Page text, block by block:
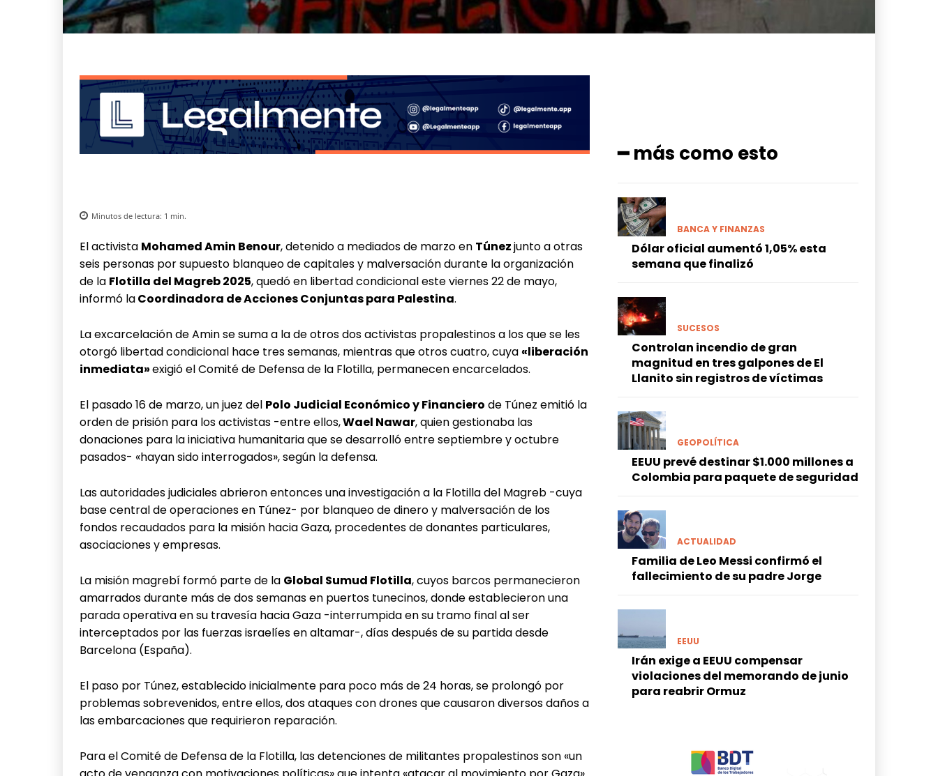
Minutos de lectura: 1 min.
El activista Mohamed Amin Benour, detenido a mediados de marzo en Túnezjunto a otras
seis personas por supuesto blanqueo de capitales y malversación durante la organización
de la Flotilla del Magreb 2025, quedó en libertad condicional este viernes 22 de mayo,
informó laCoordinadora de Acciones Conjuntas para Palestina.
La excarcelación de Amin se suma a la de otros dos activistas propalestinos a los que se les
otorgó libertad condicional hace tres semanas, mientras que otros cuatro, cuya «liberación
inmediata»exigió el Comité de Defensa de la Flotilla, permanecen encarcelados.
El pasado 16 de marzo, un juez del Polo Judicial Económico y Financiero de Túnez emitió la
orden de prisión para los activistas -entre ellos,Wael Nawar, quien gestionaba las
donaciones para la iniciativa humanitaria que se desarrolló entre septiembre y octubre
pasados- «hayan sido interrogados», según la defensa.
Las autoridades judiciales abrieron entonces una investigación a la Flotilla del Magreb -cuya
base central de operaciones en Túnez- por blanqueo de dinero y malversación de los
fondos recaudados para la misión hacia Gaza, procedentes de donantes particulares,
asociaciones y empresas.
La misión magrebí formó parte de la Global Sumud Flotilla, cuyos barcos permanecieron
amarrados durante más de dos semanas en puertos tunecinos, donde establecieron una
parada operativa en su travesía hacia Gaza -interrumpida en su tramo final al ser
interceptados por las fuerzas israelíes en altamar-, días después de su partida desde
Barcelona (España).
El paso por Túnez, establecido inicialmente para poco más de 24 horas, se prolongó por
problemas sobrevenidos, entre ellos, dos ataques con drones que causaron diversos daños a
las embarcaciones que requirieron reparación.
Para el Comité de Defensa de la Flotilla, las detenciones de militantes propalestinos son «un
━ más como esto
BANCA Y FINANZAS
Dólar oficial aumentó 1,05% esta
semana que finalizó
SUCESOS
Controlan incendio de gran
magnitud en tres galpones de El
Llanito sin registros de víctimas
GEOPOLÍTICA
EEUU prevé destinar $1.000 millones a
Colombia para paquete de seguridad
ACTUALIDAD
Familia de Leo Messi confirmó el
fallecimiento de su padre Jorge
EEUU
Irán exige a EEUU compensar
violaciones del memorando de junio
para reabrir Ormuz